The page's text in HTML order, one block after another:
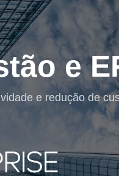
de
concebida torna-se
e soluções por nós